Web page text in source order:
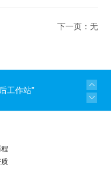
下一页：无
工作站”